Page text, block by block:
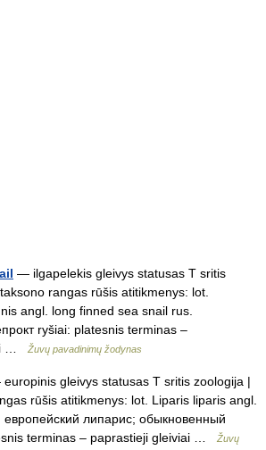
— ilgapelekis gleivys statusas T sritis
rangas rūšis atitikmenys: lot.
angl. long finned sea snail rus.
ryšiai: platesnis terminas –
…
Žuvų pavadinimų žodynas
gleivys statusas T sritis zoologija |
rūšis atitikmenys: lot. Liparis liparis angl.
липарис; обыкновенный
terminas – paprastieji gleiviai …
Žuvų